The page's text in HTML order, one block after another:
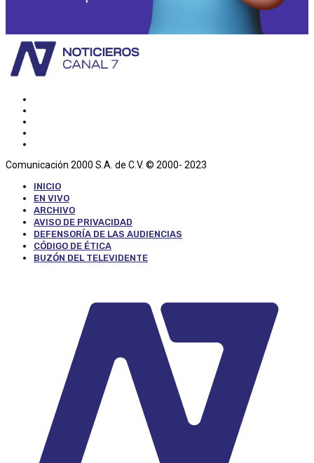
Comunicación 2000 S.A. de C.V. © 2000- 2023
INICIO
EN VIVO
ARCHIVO
AVISO DE PRIVACIDAD
DEFENSORÍA DE LAS AUDIENCIAS
CÓDIGO DE ÉTICA
BUZÓN DEL TELEVIDENTE